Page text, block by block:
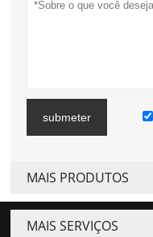
submeter
MAIS PRODUTOS
MAIS SERVIÇOS